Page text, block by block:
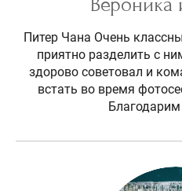
Питер Чана Очень
приятно разделить с
здорово советовал и
встать во время
Благодарим